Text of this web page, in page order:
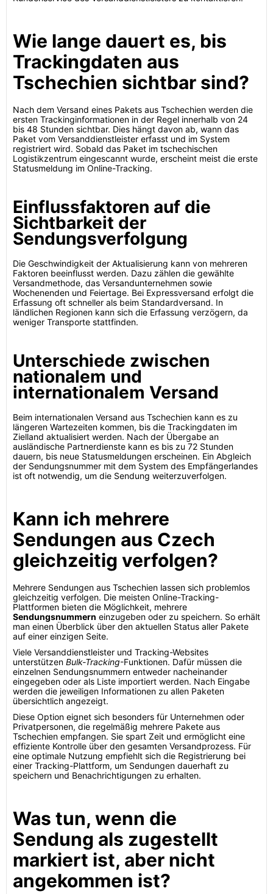
Wie lange dauert es, bis
Trackingdaten aus
Tschechien sichtbar sind?
Nach dem Versand eines Pakets aus Tschechien werden die
ersten Trackinginformationen in der Regel innerhalb von 24
bis 48 Stunden sichtbar. Dies hängt davon ab, wann das
Paket vom Versanddienstleister erfasst und im System
registriert wird. Sobald das Paket im tschechischen
Logistikzentrum eingescannt wurde, erscheint meist die erste
Statusmeldung im Online-Tracking.
Einflussfaktoren auf die
Sichtbarkeit der
Sendungsverfolgung
Die Geschwindigkeit der Aktualisierung kann von mehreren
Faktoren beeinflusst werden. Dazu zählen die gewählte
Versandmethode, das Versandunternehmen sowie
Wochenenden und Feiertage. Bei Expressversand erfolgt die
Erfassung oft schneller als beim Standardversand. In
ländlichen Regionen kann sich die Erfassung verzögern, da
weniger Transporte stattfinden.
Unterschiede zwischen
nationalem und
internationalem Versand
Beim internationalen Versand aus Tschechien kann es zu
längeren Wartezeiten kommen, bis die Trackingdaten im
Zielland aktualisiert werden. Nach der Übergabe an
ausländische Partnerdienste kann es bis zu 72 Stunden
dauern, bis neue Statusmeldungen erscheinen. Ein Abgleich
der Sendungsnummer mit dem System des Empfängerlandes
ist oft notwendig, um die Sendung weiterzuverfolgen.
Kann ich mehrere
Sendungen aus Czech
gleichzeitig verfolgen?
Mehrere Sendungen aus Tschechien lassen sich problemlos
gleichzeitig verfolgen. Die meisten Online-Tracking-
Plattformen bieten die Möglichkeit, mehrere
Sendungsnummern einzugeben oder zu speichern. So erhält
man einen Überblick über den aktuellen Status aller Pakete
auf einer einzigen Seite.
Viele Versanddienstleister und Tracking-Websites
unterstützen Bulk-Tracking-Funktionen. Dafür müssen die
einzelnen Sendungsnummern entweder nacheinander
eingegeben oder als Liste importiert werden. Nach Eingabe
werden die jeweiligen Informationen zu allen Paketen
übersichtlich angezeigt.
Diese Option eignet sich besonders für Unternehmen oder
Privatpersonen, die regelmäßig mehrere Pakete aus
Tschechien empfangen. Sie spart Zeit und ermöglicht eine
effiziente Kontrolle über den gesamten Versandprozess. Für
eine optimale Nutzung empfiehlt sich die Registrierung bei
einer Tracking-Plattform, um Sendungen dauerhaft zu
speichern und Benachrichtigungen zu erhalten.
Was tun, wenn die
Sendung als zugestellt
markiert ist, aber nicht
angekommen ist?